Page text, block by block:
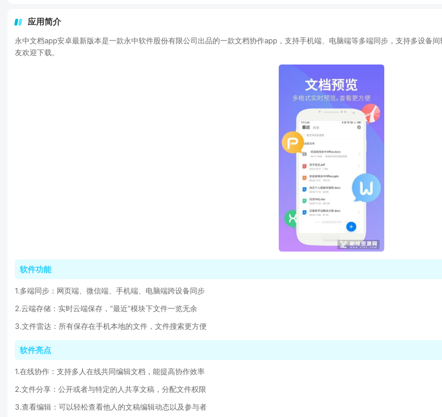
应用简介
永中文档app安卓最新版本是一款永中软件股份有限公司出品的一款文档协作app，支持手机端、电脑端等多端同步，支持多设备
友欢迎下载。
软件功能
1.多端同步：网页端、微信端、手机端、电脑端跨设备同步
2.云端存储：实时云端保存，“最近”模块下文件一览无余
3.文件雷达：所有保存在手机本地的文件，文件搜索更方便
软件亮点
1.在线协作：支持多人在线共同编辑文档，能提高协作效率
2.文件分享：公开或者与特定的人共享文稿，分配文件权限
3.查看编辑：可以轻松查看他人的文稿编辑动态以及参与者